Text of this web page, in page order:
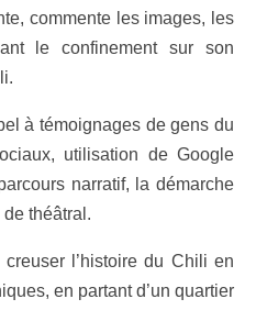
commente les images, les
le confinement sur son
à témoignages de gens du
utilisation de Google
narratif, la démarche
de théâtral.
creuser l’histoire du Chili en
en partant d’un quartier